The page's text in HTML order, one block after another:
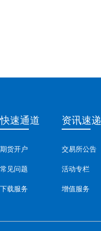
快速通道
期货开户
常见问题
下载服务
资讯速递
交易所公告
活动专栏
增值服务